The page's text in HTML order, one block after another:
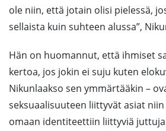
ole niin, että jotain olisi pielessä,
sellaista kuin suhteen alussa”,
Hän on huomannut, että ihmiset
kertoa, jos jokin ei suju kuten
Nikunlaakso sen ymmärtääkin –
seksuaalisuuteen liittyvät asiat
omaan identiteettiin liittyviä